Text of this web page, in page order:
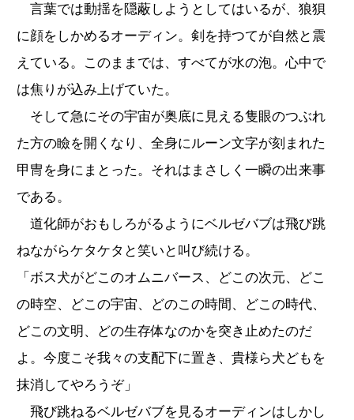
言葉では動揺を隠蔽しようとしてはいるが、狼狽
に顔をしかめるオーディン。剣を持つてが自然と震
えている。このままでは、すべてが水の泡。心中で
は焦りが込み上げていた。
そして急にその宇宙が奥底に見える隻眼のつぶれ
た方の瞼を開くなり、全身にルーン文字が刻まれた
甲冑を身にまとった。それはまさしく一瞬の出来事
である。
道化師がおもしろがるようにベルゼバブは飛び跳
ねながらケタケタと笑いと叫び続ける。
「ボス犬がどこのオムニバース、どこの次元、どこ
の時空、どこの宇宙、どのこの時間、どこの時代、
どこの文明、どの生存体なのかを突き止めたのだ
よ。今度こそ我々の支配下に置き、貴様ら犬どもを
抹消してやろうぞ」
飛び跳ねるベルゼバブを見るオーディンはしかし